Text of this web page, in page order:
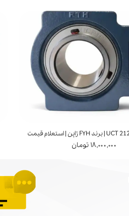
۱۸,۰۰۰,۰۰۰ تومان